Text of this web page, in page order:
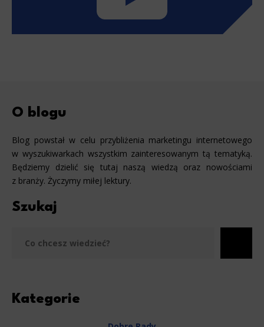
O blogu
Blog powstał w celu przybliżenia marketingu internetowego
w wyszukiwarkach wszystkim zainteresowanym tą tematyką.
Będziemy dzielić się tutaj naszą wiedzą oraz nowościami
z branży. Życzymy miłej lektury.
Szukaj
Kategorie